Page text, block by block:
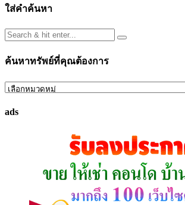
ใส่คำค้นหา
ค้นหาทรัพย์ที่คุณต้องการ
ค้นหา
ที่
ads